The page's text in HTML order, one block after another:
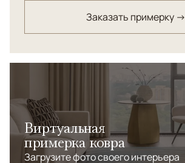
Заказать примерку →
Виртуальная
примерка ковра
Загрузите фото своего интерьера